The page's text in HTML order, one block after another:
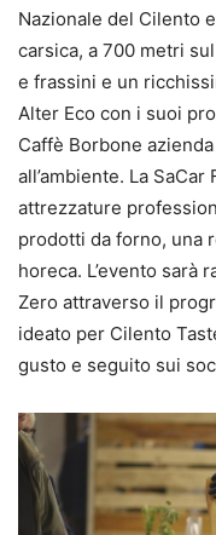
Nazionale del Cilento
carsica, a 700 metri
e frassini e un
Alter Eco con i suoi
Caffè Borbone
all’ambiente. La
attrezzature
prodotti da forno, una
horeca. L’evento sarà
Zero attraverso il
ideato per Cilento
gusto e seguito sui